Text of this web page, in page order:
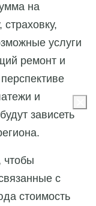
на
услуги
ремонт и
и
зависеть
чтобы
с
стоимость